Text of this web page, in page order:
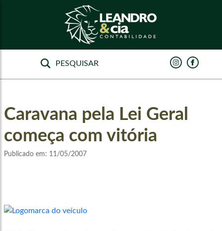
Caravana pela Lei Geral
começa com vitória
Publicado em: 11/05/2007